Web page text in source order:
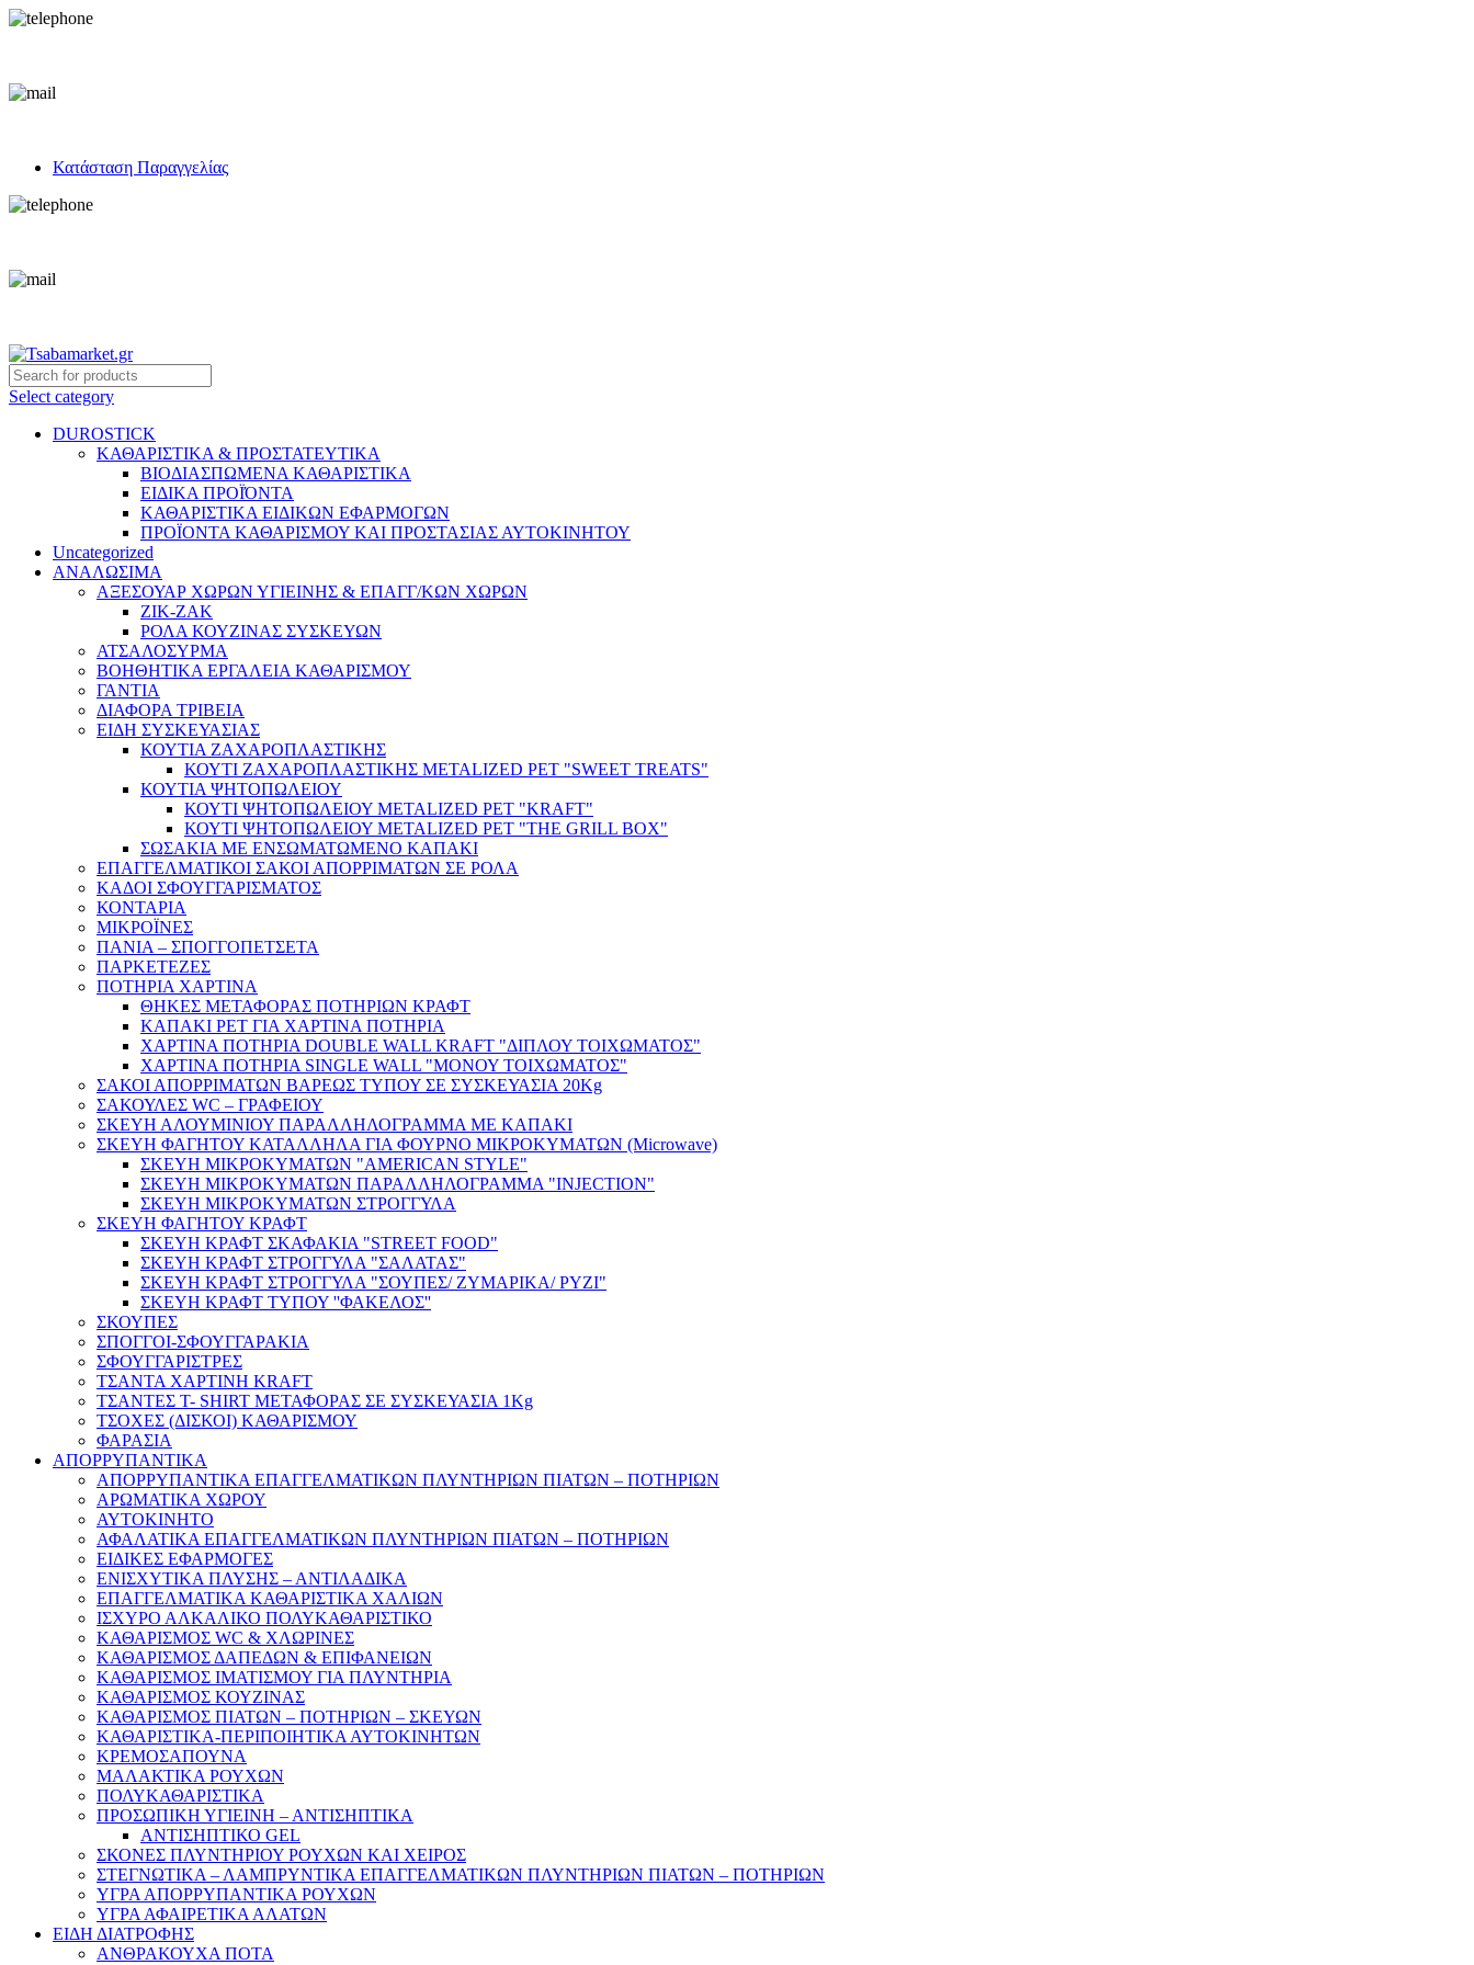
Κατάσταση Παραγγελίας
Select category
DUROSTICK
ΚΑΘΑΡΙΣΤΙΚΑ & ΠΡΟΣΤΑΤΕΥΤΙΚΑ
ΒΙΟΔΙΑΣΠΩΜΕΝΑ ΚΑΘΑΡΙΣΤΙΚΑ
ΕΙΔΙΚΑ ΠΡΟΪΌΝΤΑ
ΚΑΘΑΡΙΣΤΙΚΑ ΕΙΔΙΚΩΝ ΕΦΑΡΜΟΓΩΝ
ΠΡΟΪΟΝΤΑ ΚΑΘΑΡΙΣΜΟΥ ΚΑΙ ΠΡΟΣΤΑΣΙΑΣ ΑΥΤΟΚΙΝΗΤΟΥ
Uncategorized
ΑΝΑΛΩΣΙΜΑ
ΑΞΕΣΟΥΑΡ ΧΩΡΩΝ ΥΓΙΕΙΝΗΣ & ΕΠΑΓΓ/ΚΩΝ ΧΩΡΩΝ
ΖΙΚ-ΖΑΚ
ΡΟΛΑ ΚΟΥΖΙΝΑΣ ΣΥΣΚΕΥΩΝ
ΑΤΣΑΛΟΣΥΡΜΑ
ΒΟΗΘΗΤΙΚΑ ΕΡΓΑΛΕΙΑ ΚΑΘΑΡΙΣΜΟΥ
ΓΑΝΤΙΑ
ΔΙΑΦΟΡΑ ΤΡΙΒΕΙΑ
ΕΙΔΗ ΣΥΣΚΕΥΑΣΙΑΣ
ΚΟΥΤΙΑ ΖΑΧΑΡΟΠΛΑΣΤΙΚΗΣ
ΚΟΥΤΙ ΖΑΧΑΡΟΠΛΑΣΤΙΚΗΣ METALIZED PET "SWEET TREATS"
ΚΟΥΤΙΑ ΨΗΤΟΠΩΛΕΙΟΥ
ΚΟΥΤΙ ΨΗΤΟΠΩΛΕΙΟΥ METALIZED PET "KRAFT"
ΚΟΥΤΙ ΨΗΤΟΠΩΛΕΙΟΥ METALIZED PET "THE GRILL BOX"
ΣΩΣΑΚΙΑ ΜΕ ΕΝΣΩΜΑΤΩΜΕΝΟ ΚΑΠΑΚΙ
ΕΠΑΓΓΕΛΜΑΤΙΚΟΙ ΣΑΚΟΙ ΑΠΟΡΡΙΜΑΤΩΝ ΣΕ ΡΟΛΑ
ΚΑΔΟΙ ΣΦΟΥΓΓΑΡΙΣΜΑΤΟΣ
ΚΟΝΤΑΡΙΑ
ΜΙΚΡΟΪΝΕΣ
ΠΑΝΙΑ – ΣΠΟΓΓΟΠΕΤΣΕΤΑ
ΠΑΡΚΕΤΕΖΕΣ
ΠΟΤΗΡΙΑ ΧΑΡΤΙΝΑ
ΘΗΚΕΣ ΜΕΤΑΦΟΡΑΣ ΠΟΤΗΡΙΩΝ ΚΡΑΦΤ
ΚΑΠΑΚΙ PET ΓΙΑ ΧΑΡΤΙΝΑ ΠΟΤΗΡΙΑ
ΧΑΡΤΙΝΑ ΠΟΤΗΡΙΑ DOUBLE WALL KRAFT "ΔΙΠΛΟΥ ΤΟΙΧΩΜΑΤΟΣ"
ΧΑΡΤΙΝΑ ΠΟΤΗΡΙΑ SINGLE WALL "ΜΟΝΟΥ ΤΟΙΧΩΜΑΤΟΣ"
ΣΑΚΟΙ ΑΠΟΡΡΙΜΑΤΩΝ ΒΑΡΕΩΣ ΤΥΠΟΥ ΣΕ ΣΥΣΚΕΥΑΣΙΑ 20Kg
ΣΑΚΟΥΛΕΣ WC – ΓΡΑΦΕΙΟΥ
ΣΚΕΥΗ ΑΛΟΥΜΙΝΙΟΥ ΠΑΡΑΛΛΗΛΟΓΡΑΜΜΑ ΜΕ ΚΑΠΑΚΙ
ΣΚΕΥΗ ΦΑΓΗΤΟΥ ΚΑΤΑΛΛΗΛΑ ΓΙΑ ΦΟΥΡΝΟ ΜΙΚΡΟΚΥΜΑΤΩΝ (Microwave)
ΣΚΕΥΗ ΜΙΚΡΟΚΥΜΑΤΩΝ "AMERICAN STYLE"
ΣΚΕΥΗ ΜΙΚΡΟΚΥΜΑΤΩΝ ΠΑΡΑΛΛΗΛΟΓΡΑΜΜΑ "INJECTION"
ΣΚΕΥΗ ΜΙΚΡΟΚΥΜΑΤΩΝ ΣΤΡΟΓΓΥΛΑ
ΣΚΕΥΗ ΦΑΓΗΤΟΥ ΚΡΑΦΤ
ΣΚΕΥΗ ΚΡΑΦΤ ΣΚΑΦΑΚΙΑ "STREET FOOD"
ΣΚΕΥΗ ΚΡΑΦΤ ΣΤΡΟΓΓΥΛΑ "ΣΑΛΑΤΑΣ"
ΣΚΕΥΗ ΚΡΑΦΤ ΣΤΡΟΓΓΥΛΑ "ΣΟΥΠΕΣ/ ΖΥΜΑΡΙΚΑ/ ΡΥΖΙ"
ΣΚΕΥΗ ΚΡΑΦΤ ΤΥΠΟΥ ''ΦΑΚΕΛΟΣ''
ΣΚΟΥΠΕΣ
ΣΠΟΓΓΟΙ-ΣΦΟΥΓΓΑΡΑΚΙΑ
ΣΦΟΥΓΓΑΡΙΣΤΡΕΣ
ΤΣΑΝΤΑ ΧΑΡΤΙΝΗ KRAFT
ΤΣΑΝΤΕΣ T- SHIRT ΜΕΤΑΦΟΡΑΣ ΣΕ ΣΥΣΚΕΥΑΣΙΑ 1Kg
ΤΣΟΧΕΣ (ΔΙΣΚΟΙ) ΚΑΘΑΡΙΣΜΟΥ
ΦΑΡΑΣΙΑ
ΑΠΟΡΡΥΠΑΝΤΙΚΑ
ΑΠΟΡΡΥΠΑΝΤΙΚΑ ΕΠΑΓΓΕΛΜΑΤΙΚΩΝ ΠΛΥΝΤΗΡΙΩΝ ΠΙΑΤΩΝ – ΠΟΤΗΡΙΩΝ
ΑΡΩΜΑΤΙΚΑ ΧΩΡΟΥ
ΑΥΤΟΚΙΝΗΤΟ
ΑΦΑΛΑΤΙΚΑ ΕΠΑΓΓΕΛΜΑΤΙΚΩΝ ΠΛΥΝΤΗΡΙΩΝ ΠΙΑΤΩΝ – ΠΟΤΗΡΙΩΝ
ΕΙΔΙΚΕΣ ΕΦΑΡΜΟΓΕΣ
ΕΝΙΣΧΥΤΙΚΑ ΠΛΥΣΗΣ – ΑΝΤΙΛΑΔΙΚΑ
ΕΠΑΓΓΕΛΜΑΤΙΚΑ ΚΑΘΑΡΙΣΤΙΚΑ ΧΑΛΙΩΝ
ΙΣΧΥΡΟ ΑΛΚΑΛΙΚΟ ΠΟΛΥΚΑΘΑΡΙΣΤΙΚΟ
ΚΑΘΑΡΙΣΜΟΣ WC & ΧΛΩΡΙΝΕΣ
ΚΑΘΑΡΙΣΜΟΣ ΔΑΠΕΔΩΝ & ΕΠΙΦΑΝΕΙΩΝ
ΚΑΘΑΡΙΣΜΟΣ ΙΜΑΤΙΣΜΟΥ ΓΙΑ ΠΛΥΝΤΗΡΙΑ
ΚΑΘΑΡΙΣΜΟΣ ΚΟΥΖΙΝΑΣ
ΚΑΘΑΡΙΣΜΟΣ ΠΙΑΤΩΝ – ΠΟΤΗΡΙΩΝ – ΣΚΕΥΩΝ
ΚΑΘΑΡΙΣΤΙΚΑ-ΠΕΡΙΠΟΙΗΤΙΚΑ ΑΥΤΟΚΙΝΗΤΩΝ
ΚΡΕΜΟΣΑΠΟΥΝΑ
ΜΑΛΑΚΤΙΚΑ ΡΟΥΧΩΝ
ΠΟΛΥΚΑΘΑΡΙΣΤΙΚΑ
ΠΡΟΣΩΠΙΚΗ ΥΓΙΕΙΝΗ – ΑΝΤΙΣΗΠΤΙΚΑ
ΑΝΤΙΣΗΠΤΙΚΟ GEL
ΣΚΟΝΕΣ ΠΛΥΝΤΗΡΙΟΥ ΡΟΥΧΩΝ KAI XΕΙΡΟΣ
ΣΤΕΓΝΩΤΙΚΑ – ΛΑΜΠΡΥΝΤΙΚΑ ΕΠΑΓΓΕΛΜΑΤΙΚΩΝ ΠΛΥΝΤΗΡΙΩΝ ΠΙΑΤΩΝ – ΠΟΤΗΡΙΩΝ
ΥΓΡΑ ΑΠΟΡΡΥΠΑΝΤΙΚΑ ΡΟΥΧΩΝ
ΥΓΡΑ ΑΦΑΙΡΕΤΙΚΑ ΑΛΑΤΩΝ
ΕΙΔΗ ΔΙΑΤΡΟΦΗΣ
ΑΝΘΡΑΚΟΥΧΑ ΠΟΤΑ